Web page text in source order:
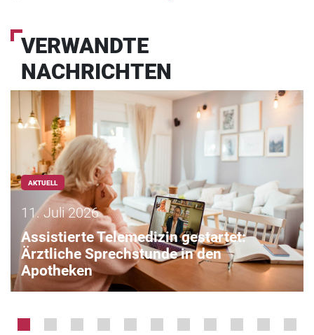
VERWANDTE
NACHRICHTEN
AKTUELL
11. Juli 2026
Assistierte Telemedizin gestartet:
Ärztliche Sprechstunde in den
Apotheken